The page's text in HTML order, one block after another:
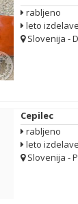
rabljeno
leto
Slovenija -
Cepilec
rabljeno
leto
Slovenija -